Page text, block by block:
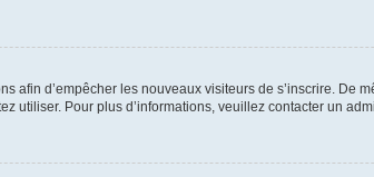
afin d’empêcher les nouveaux visiteurs de s’inscrire. De
utiliser. Pour plus d’informations, veuillez contacter un